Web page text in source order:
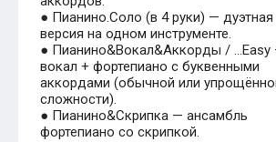
● Пианино.Соло (в 4 руки) — дуэтная
версия на одном инструменте.
● Пианино&Вокал&Аккорды / …Easy
вокал + фортепиано с буквенными
аккордами (обычной или
сложности).
● Пианино&Скрипка — ансамбль
фортепиано со скрипкой.